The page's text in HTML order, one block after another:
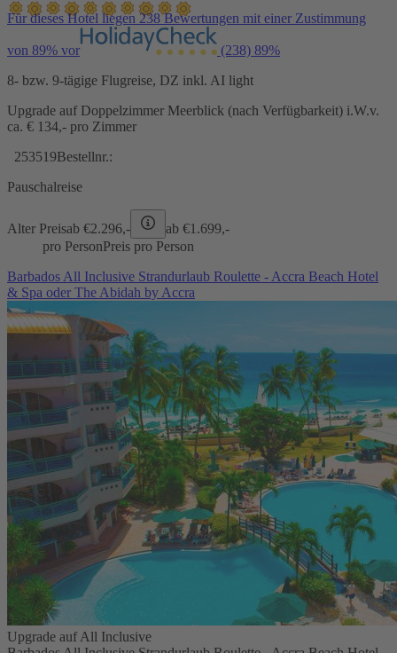
Für dieses Hotel liegen 238 Bewertungen mit einer Zustimmung
von 89% vor (238) 89%
8- bzw. 9-tägige Flugreise, DZ inkl. AI light
Upgrade auf Doppelzimmer Meerblick (nach Verfügbarkeit) i.W.v.
ca. € 134,- pro Zimmer
253519Bestellnr.:
Pauschalreise
Alter Preisab €2.296,- ab €1.699,-
pro PersonPreis pro Person
Barbados All Inclusive Strandurlaub Roulette - Accra Beach Hotel
& Spa oder The Abidah by Accra
Upgrade auf All Inclusive